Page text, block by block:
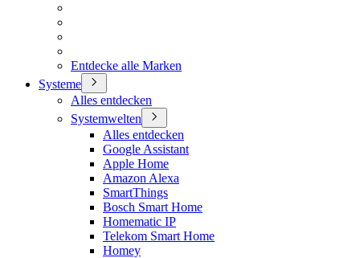
Entdecke alle Marken
Systeme
Alles entdecken
Systemwelten
Alles entdecken
Google Assistant
Apple Home
Amazon Alexa
SmartThings
Bosch Smart Home
Homematic IP
Telekom Smart Home
Homey